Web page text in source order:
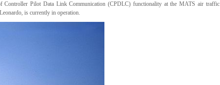
of Controller Pilot Data Link Communication (CPDLC) functionality at the MATS air traffic
is currently in operation.